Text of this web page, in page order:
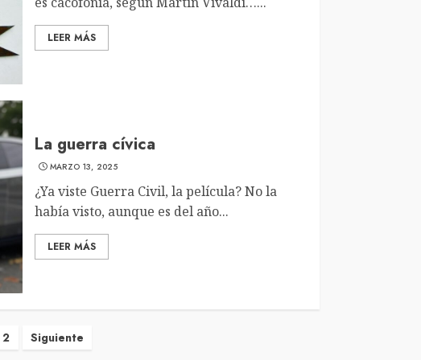
LEER MÁS
La guerra cívica
MARZO 13, 2025
¿Ya viste Guerra Civil, la película? No la
había visto, aunque es del año...
LEER MÁS
2 Siguiente